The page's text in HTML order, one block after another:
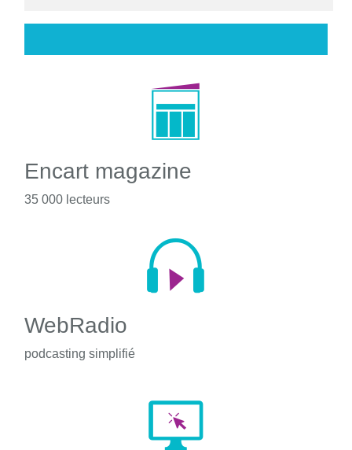
Encart magazine
35 000 lecteurs
WebRadio
podcasting simplifié